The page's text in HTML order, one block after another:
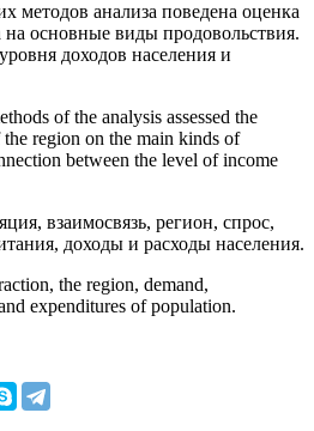
методов анализа поведена оценка
на основные виды продовольствия.
доходов населения и
of the analysis assessed the
region on the main kinds of
between the level of income
взаимосвязь, регион, спрос,
доходы и расходы населения.
the region, demand,
expenditures of population.